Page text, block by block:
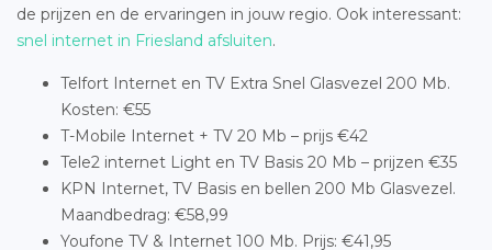
de prijzen en de ervaringen in jouw regio. Ook interessant:
snel internet in Friesland afsluiten.
Telfort Internet en TV Extra Snel Glasvezel 200 Mb.
Kosten: €55
T-Mobile Internet + TV 20 Mb – prijs €42
Tele2 internet Light en TV Basis 20 Mb – prijzen €35
KPN Internet, TV Basis en bellen 200 Mb Glasvezel.
Maandbedrag: €58,99
Youfone TV & Internet 100 Mb. Prijs: €41,95